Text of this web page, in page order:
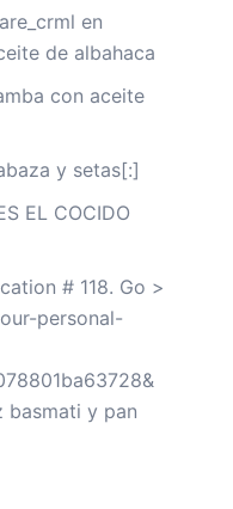
en
de albahaca
con aceite
y setas[:]
EL COCIDO
# 118. Go >
personal-
basmati y pan